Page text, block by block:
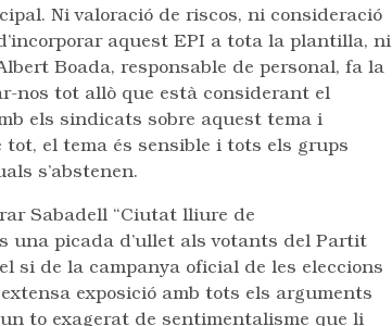
Ni valoració de riscos, ni consideració
aquest EPI a tota la plantilla, ni
Boada, responsable de personal, fa la
nos tot allò que està considerant el
els sindicats sobre aquest tema i
tot, el tema és sensible i tots els grups
s’abstenen.
Sabadell “Ciutat lliure de
una picada d’ullet als votants del Partit
si de la campanya oficial de les eleccions
exposició amb tots els arguments
to exagerat de sentimentalisme que li